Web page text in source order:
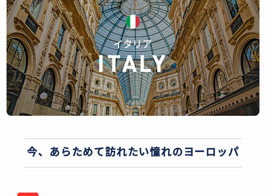
イタリア
ITALY
今、あらためて訪れたい憧れのヨーロッパ